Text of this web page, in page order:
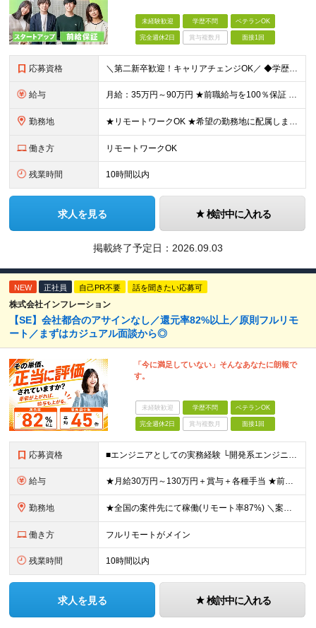
未経験歓迎 学歴不問 ベテランOK
完全週休2日 賞与複数月 面接1回
応募資格 ＼第二新卒歓迎！キャリアチェンジOK／ ◆学歴不問 ◆何らかの開発経験がある方（年数・フェーズ不問） ★人柄重視の採用 ＼こんな方にピッタリです！／ ◇スタートアップ企業で新しいキャリアを歩みたい方
給与 月給：35万円～90万円 ★前職給与を100％保証 ★経験・能力を考慮の上、決定 ★案件内容の開示・明確な評価制度 ★案件単価が上がったら即昇給反映！ ※上記には固定残業代（6万6500円～21万
勤務地 ★リモートワークOK ★希望の勤務地に配属します ★転居を伴う転勤はありません お客様先での勤務となります。 【本社】東京都新宿区西新宿1-20-3 【大阪】大阪府大阪市中央区安土町2-3-13
働き方 リモートワークOK
残業時間 10時間以内
求人を見る 検討中に入れる
掲載終了予定日： 2026.09.03
NEW 正社員 自己PR不要 話を聞きたい応募可
株式会社インフレーション
【SE】会社都合のアサインなし／還元率82%以上／原則フルリモ
ート／まずはカジュアル面談から◎
「今に満足していない」そんなあなたに朗報で
す。
未経験歓迎 学歴不問 ベテランOK
完全週休2日 賞与複数月 面接1回
応募資格 ■エンジニアとしての実務経験 └開発系エンジニア／サーバ／NWの設計・構築や運用・保守／テクサポ経験／Web系 等 ◎学歴・ブランク・転職回数不問。20代、30代、40代が幅広く活躍中！ ◎選考はW
給与 ★月給30万円～130万円＋賞与＋各種手当 ★前職給与保証 ※給与は案件単価に完全連動 ※案件の契約内容や昇給、賞与額はすべて開示いたします。 ※上記給与には、月30時間の固定残業代（57,143円
勤務地 ★全国の案件先にて稼働(リモート率87%) ＼案件は「100%選択制」なので、理想の働き方が可能！／ ＼＼フルリモート・ハイブリッド・フル出社から選択可能です／／ ※事務作業／帰社日はありません
働き方 フルリモートがメイン
残業時間 10時間以内
求人を見る 検討中に入れる